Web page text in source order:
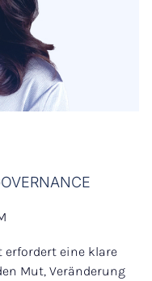
erfordert eine klare
Mut, Veränderung